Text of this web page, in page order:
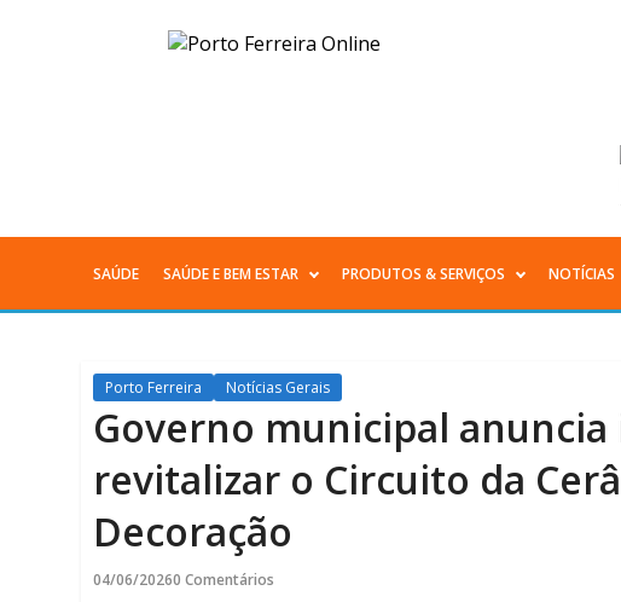
Governo
para
revitalizar
o
Circuito
da
Cerâmica
Artística
Menu
SAÚDE SAÚDE E BEM ESTAR PRODUTOS & SERVIÇOS NOTÍCIAS
Porto Ferreira Notícias Gerais
Governo municipal
revitalizar o Circuito da
Decoração
04/06/20260 Comentários